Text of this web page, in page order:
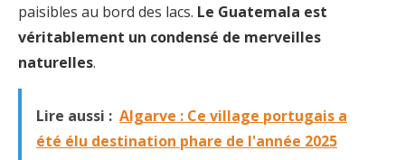
paisibles au bord des lacs. Le Guatemala est
véritablement un condensé de merveilles
naturelles.
Lire aussi : Algarve : Ce village portugais a
été élu destination phare de l'année 2025